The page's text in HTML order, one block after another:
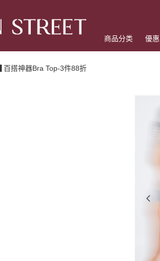
商品分类 優
▊百搭神器Bra Top-3件88折